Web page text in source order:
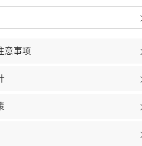
意事项